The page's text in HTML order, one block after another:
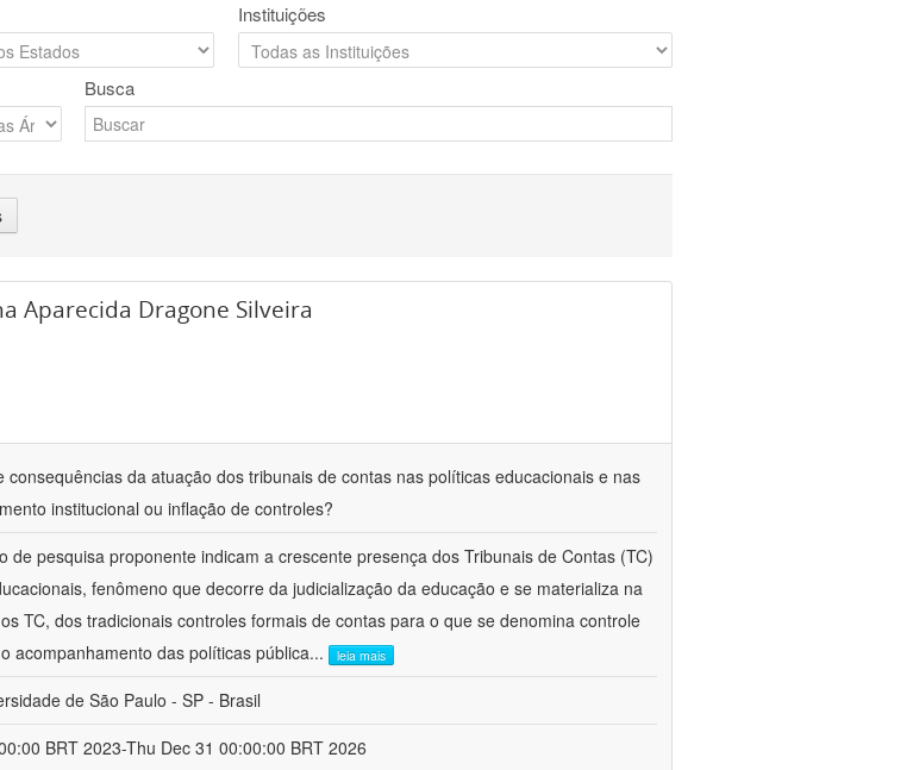
Instituições
Busca
Aparecida Dragone Silveira
consequências da atuação dos tribunais de contas nas políticas educacionais e nas
institucional ou inflação de controles?
de pesquisa proponente indicam a crescente presença dos Tribunais de Contas (TC)
fenômeno que decorre da judicialização da educação e se materializa na
TC, dos tradicionais controles formais de contas para o que se denomina controle
acompanhamento das políticas pública... leia mais
de São Paulo - SP - Brasil
BRT 2023-Thu Dec 31 00:00:00 BRT 2026